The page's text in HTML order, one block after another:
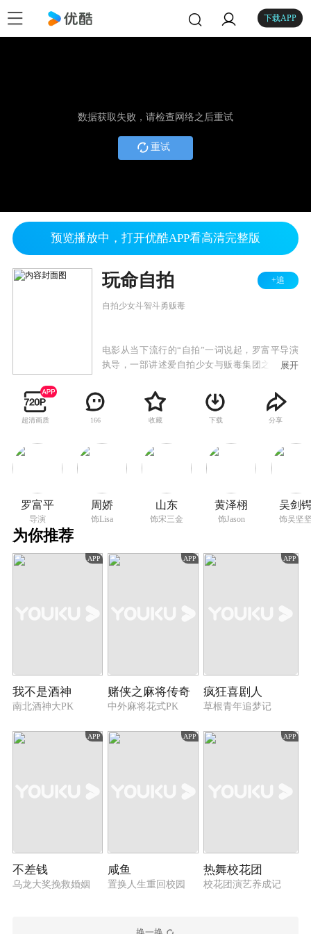
下载APP
数据获取失败，请检查网络之后重试
重试
预览播放中，打开优酷APP看高清完整版
玩命自拍 +追
自拍少女斗智斗勇贩毒
电影从当下流行的“自拍”一词说起，罗富平导演
执导，一部讲述爱自拍少女与贩毒集团之间斗智
拍，同时也都想着参加一年一届的自拍比赛，但
是没有想到的是她们遇到了贩毒集团，在与其周
旋的同时，她们也找到了各自的归属。选择“自
引起共鸣，让现在年轻人好好地正视自己。影片
除了享受感官上的刺激外，也让人能得到更多的
展开
超清画质 166 收藏 下载 分享
罗富平
导演
周娇
饰Lisa
山东
饰宋三金
黄泽栩
饰Jason
吴剑
饰吴坚
为你推荐
APP
我不是酒神
南北酒神大PK
APP
赌侠之麻将传奇
中外麻将花式PK
APP
疯狂喜剧人
草根青年追梦记
APP
不差钱
乌龙大奖挽救婚姻
APP
咸鱼
置换人生重回校园
APP
热舞校花团
校花团演艺养成记